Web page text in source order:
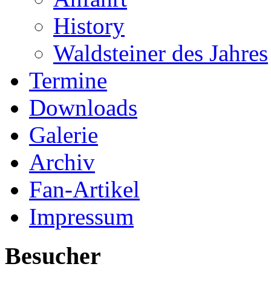
History
Waldsteiner des Jahres
Termine
Downloads
Galerie
Archiv
Fan-Artikel
Impressum
Besucher